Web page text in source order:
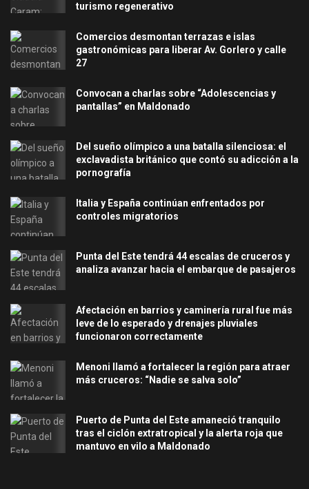
turismo regenerativo
Comercios desmontan terrazas e islas
gastronómicas para liberar Av. Gorlero y calle
27
Convocan a charlas sobre “Adolescencias y
pantallas” en Maldonado
Del sueño olímpico a una batalla silenciosa: el
exclavadista británico que contó su adicción a la
pornografía
Italia y España continúan enfrentados por
controles migratorios
Punta del Este tendrá 44 escalas de cruceros y
analiza avanzar hacia el embarque de pasajeros
Afectación en barrios y caminería rural fue más
leve de lo esperado y drenajes pluviales
funcionaron correctamente
Menoni llamó a fortalecer la región para atraer
más cruceros: “Nadie se salva solo”
Puerto de Punta del Este amaneció tranquilo
tras el ciclón extratropical y la alerta roja que
mantuvo en vilo a Maldonado